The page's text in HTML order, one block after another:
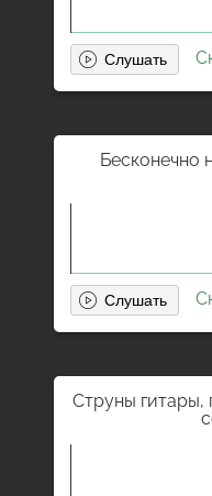
Бесконечно
Струны